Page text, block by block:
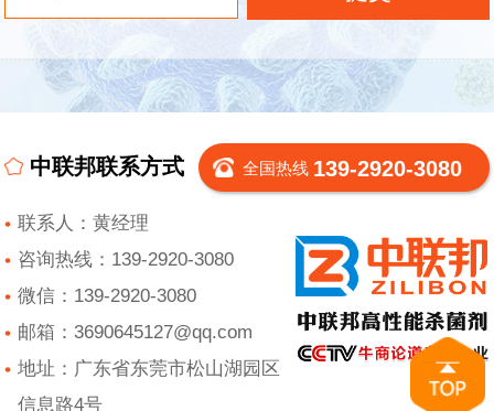
中联邦联系方式 全国热线 139-2920-3080
联系人：黄经理
咨询热线：139-2920-3080
微信：139-2920-3080
邮箱：3690645127@qq.com
地址：广东省东莞市松山湖园区
信息路4号